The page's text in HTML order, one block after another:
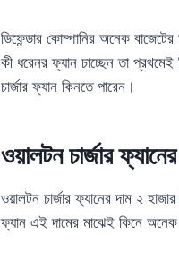
ডিফেন্ডার কোম্পানির অনেক
কী ধরেনর ফ্যান চাচ্ছেন তা
চার্জার ফ্যান কিনতে পারেন।
ওয়ালটন চার্জার
ওয়ালটন চার্জার ফ্যানের দাম ২
ফ্যান এই দামের মাঝেই কিনে